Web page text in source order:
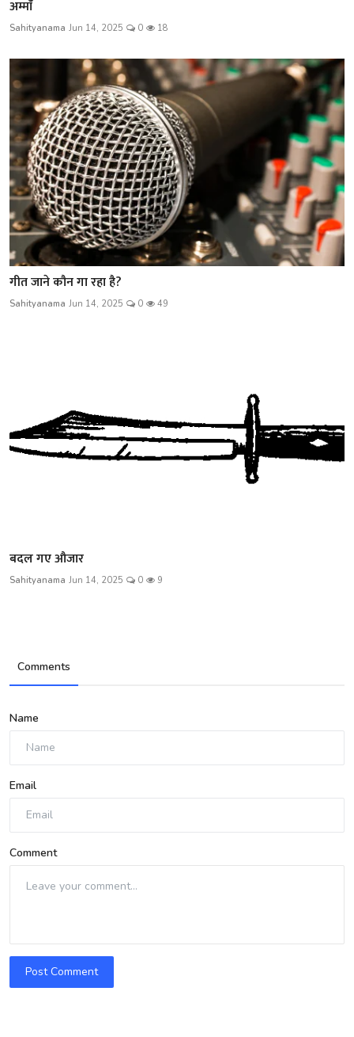
अम्मांँ
Sahityanama Jun 14, 2025 0 18
गीत जाने कौन गा रहा है?
Sahityanama Jun 14, 2025 0 49
बदल गए औजार
Sahityanama Jun 14, 2025 0 9
Comments
Name
Email
Comment
Post Comment